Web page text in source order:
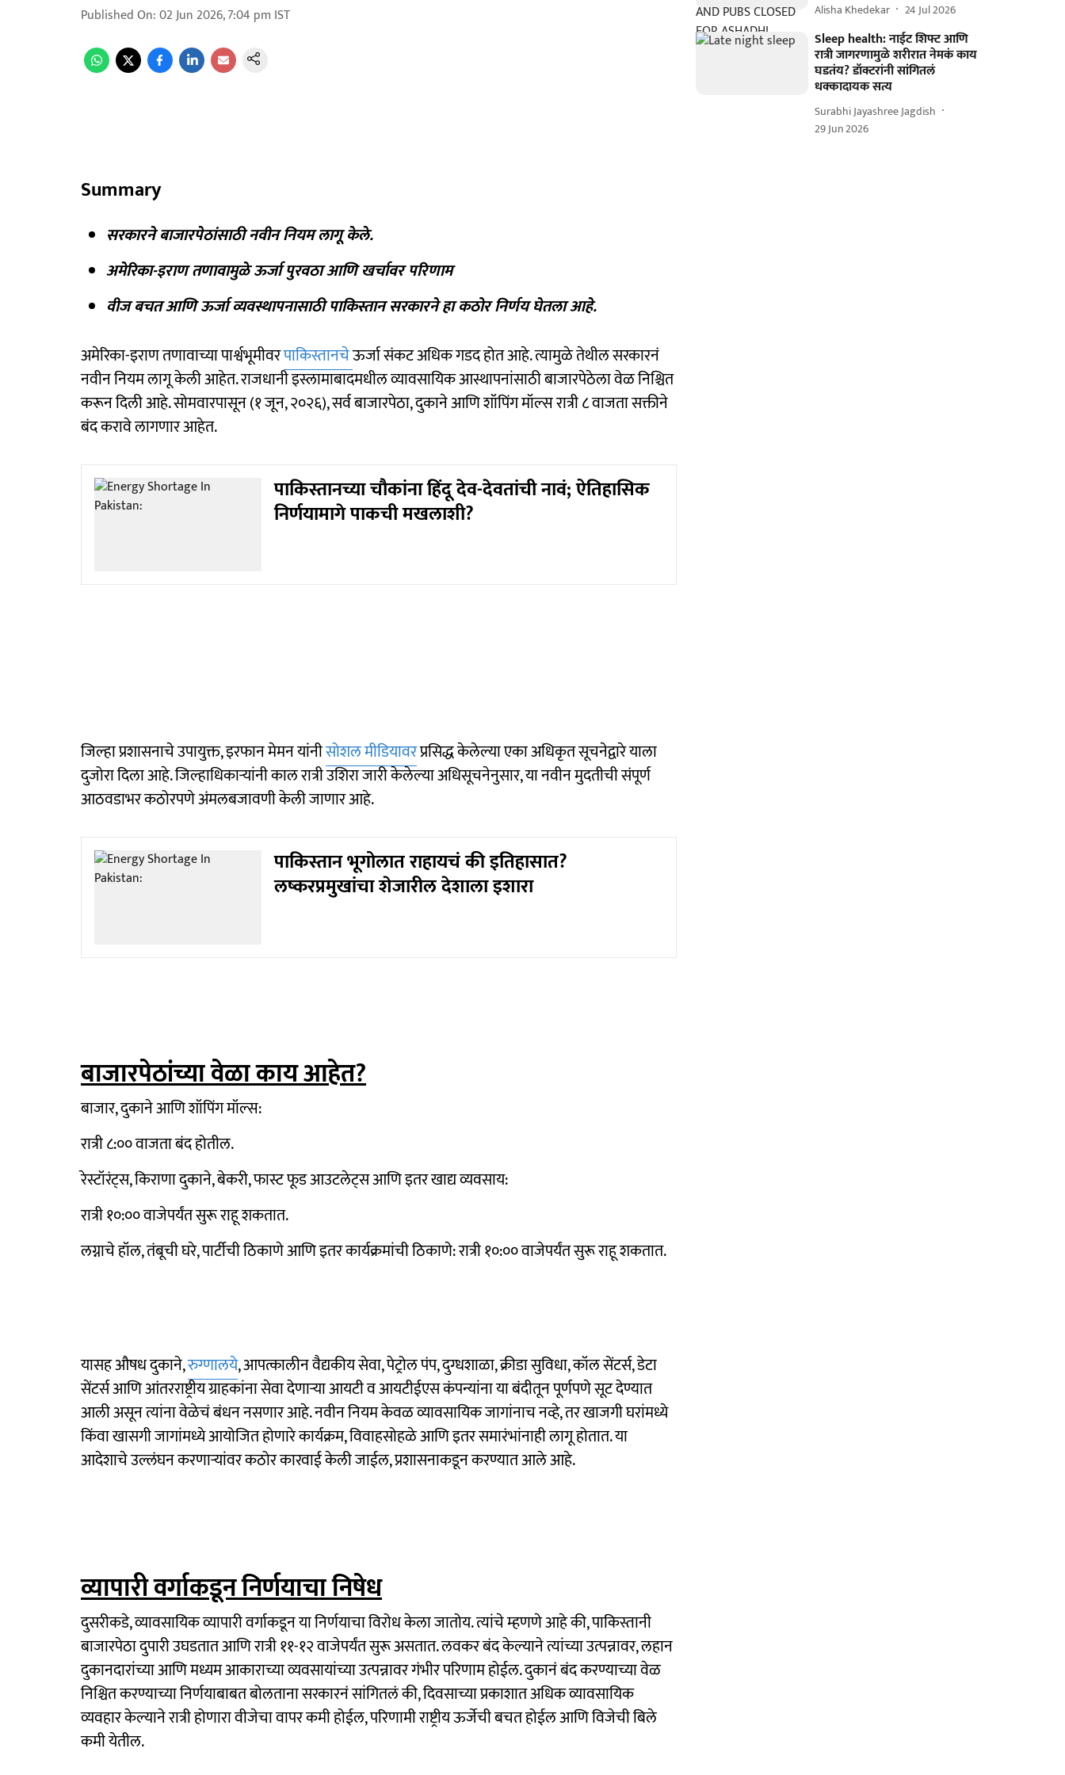
Published On:02 Jun 2026, 7:04 pm IST
Summary
सरकारने बाजारपेठांसाठी नवीन नियम लागू केले.
अमेरिका-इराण तणावामुळे ऊर्जा पुरवठा आणि खर्चावर परिणाम
वीज बचत आणि ऊर्जा व्यवस्थापनासाठी पाकिस्तान सरकारने हा कठोर निर्णय घेतला आहे.
अमेरिका-इराण तणावाच्या पार्श्वभूमीवरपाकिस्तानचेऊर्जा संकट अधिक गडद होत आहे. त्यामुळे तेथील सरकारनं
नवीन नियम लागू केली आहेत. राजधानी इस्लामाबादमधील व्यावसायिक आस्थापनांसाठी बाजारपेठेला वेळ निश्चित
करून दिली आहे. सोमवारपासून (१ जून, २०२६), सर्व बाजारपेठा, दुकाने आणि शॉपिंग मॉल्स रात्री ८ वाजता सक्तीने
बंद करावे लागणार आहेत.
पाकिस्तानच्या चौकांना हिंदू देव-देवतांची नावं; ऐतिहासिक
निर्णयामागे पाकची मखलाशी?
जिल्हा प्रशासनाचे उपायुक्त, इरफान मेमन यांनीसोशल मीडियावरप्रसिद्ध केलेल्या एका अधिकृत सूचनेद्वारे याला
दुजोरा दिला आहे. जिल्हाधिकाऱ्यांनी काल रात्री उशिरा जारी केलेल्या अधिसूचनेनुसार, या नवीन मुदतीची संपूर्ण
आठवडाभर कठोरपणे अंमलबजावणी केली जाणार आहे.
पाकिस्तान भूगोलात राहायचं की इतिहासात?
लष्करप्रमुखांचा शेजारील देशाला इशारा
बाजारपेठांच्या वेळा काय आहेत?
बाजार, दुकाने आणि शॉपिंग मॉल्स:
रात्री ८:०० वाजता बंद होतील.
रेस्टॉरंट्स, किराणा दुकाने, बेकरी, फास्ट फूड आउटलेट्स आणि इतर खाद्य व्यवसाय:
रात्री १०:०० वाजेपर्यंत सुरू राहू शकतात.
लग्नाचे हॉल, तंबूची घरे, पार्टीची ठिकाणे आणि इतर कार्यक्रमांची ठिकाणे: रात्री १०:०० वाजेपर्यंत सुरू राहू शकतात.
यासह औषध दुकाने,रुग्णालये, आपत्कालीन वैद्यकीय सेवा, पेट्रोल पंप, दुग्धशाळा, क्रीडा सुविधा, कॉल सेंटर्स, डेटा
सेंटर्स आणि आंतरराष्ट्रीय ग्राहकांना सेवा देणाऱ्या आयटी व आयटीईएस कंपन्यांना या बंदीतून पूर्णपणे सूट देण्यात
आली असून त्यांना वेळेचं बंधन नसणार आहे. नवीन नियम केवळ व्यावसायिक जागांनाच नव्हे, तर खाजगी घरांमध्ये
किंवा खासगी जागांमध्ये आयोजित होणारे कार्यक्रम, विवाहसोहळे आणि इतर समारंभांनाही लागू होतात. या
आदेशाचे उल्लंघन करणाऱ्यांवर कठोर कारवाई केली जाईल, प्रशासनाकडून करण्यात आले आहे.
व्यापारी वर्गाकडून निर्णयाचा निषेध
दुसरीकडे, व्यावसायिक व्यापारी वर्गाकडून या निर्णयाचा विरोध केला जातोय. त्यांचे म्हणणे आहे की, पाकिस्तानी
बाजारपेठा दुपारी उघडतात आणि रात्री ११-१२ वाजेपर्यंत सुरू असतात. लवकर बंद केल्याने त्यांच्या उत्पन्नावर, लहान
दुकानदारांच्या आणि मध्यम आकाराच्या व्यवसायांच्या उत्पन्नावर गंभीर परिणाम होईल. दुकानं बंद करण्याच्या वेळ
निश्चित करण्याच्या निर्णयाबाबत बोलताना सरकारनं सांगितलं की, दिवसाच्या प्रकाशात अधिक व्यावसायिक
व्यवहार केल्याने रात्री होणारा वीजेचा वापर कमी होईल, परिणामी राष्ट्रीय ऊर्जेची बचत होईल आणि विजेची बिले
कमी येतील.
Alisha Khedekar 24 Jul 2026
Sleep health: नाईट शिफ्ट आणि
रात्री जागरणामुळे शरीरात नेमकं काय
घडतंय? डॉक्टरांनी सांगितलं
धक्कादायक सत्य
Surabhi Jayashree Jagdish
29 Jun 2026